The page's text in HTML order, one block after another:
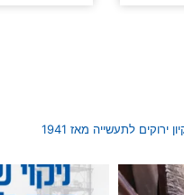
לתעשייה מאז 1941
היא לא
כבדה אין מקום לפשרות,